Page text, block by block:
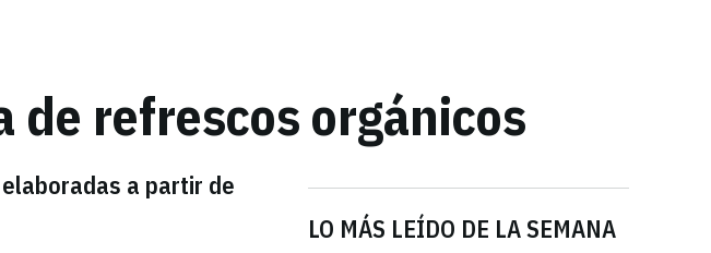
de refrescos orgánicos
a partir de
LO MÁS LEÍDO DE LA SEMANA